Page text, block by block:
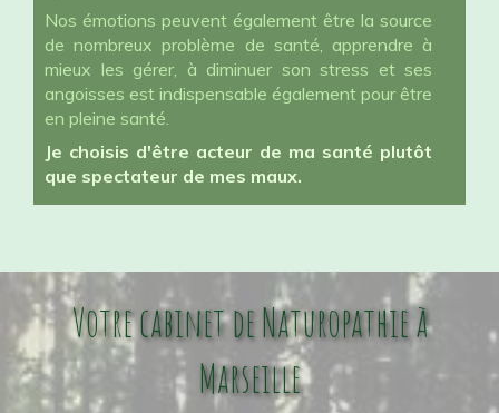
Nos émotions peuvent également être la source
de nombreux problème de santé, apprendre à
mieux les gérer, à diminuer son stress et ses
angoisses est indispensable également pour être
en pleine santé.
Je choisis d'être acteur de ma santé plutôt
que spectateur de mes maux.
Votre cabinet de Naturopathie à
Marseille